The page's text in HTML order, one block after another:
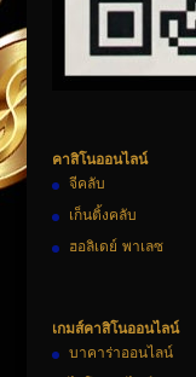
คาสิโนออนไลน์
จีคลับ
เก็นติ้งคลับ
ฮอลิเดย์ พาเลซ
เกมส์คาสิโนออนไลน์
บาคาร่าออนไลน์